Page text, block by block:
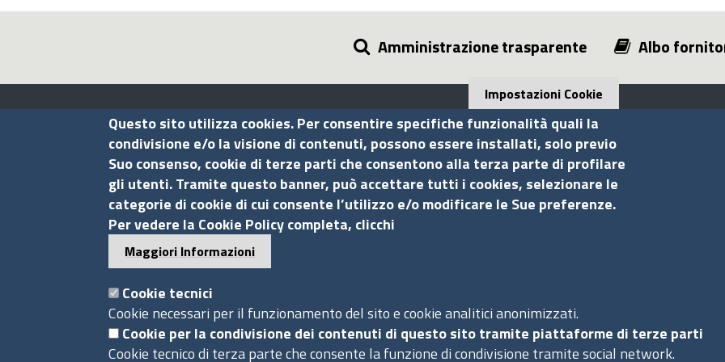
Amministrazione trasparente Albo
Assocamerestero
Contatti
Via G.B. Morgagni, 13 - 00161 Roma
Tel.: +39 06 44231314
P.Iva 01898631005
C.F. 07888290587
info.assocamerestero@legalmail.it
info@assocamerestero.it
dpo@assocamerestero.it
Seguici su
Impostazioni Cookie
Questo sito utilizza cookies. Per consentire specifiche funzionalità quali la
condivisione e/o la visione di contenuti, possono essere installati, solo previo
Suo consenso, cookie di terze parti che consentono alla terza parte di profilare
gli utenti. Tramite questo banner, può accettare tutti i cookies, selezionare le
categorie di cookie di cui consente l’utilizzo e/o modificare le Sue preferenze.
Per vedere la Cookie Policy completa, clicchi
Maggiori Informazioni
Cookie tecnici
Cookie necessari per il funzionamento del sito e cookie analitici anonimizzati.
Cookie per la condivisione dei contenuti di questo sito tramite piattaforme di terze parti
Cookie tecnico di terza parte che consente la funzione di condivisione tramite social network.